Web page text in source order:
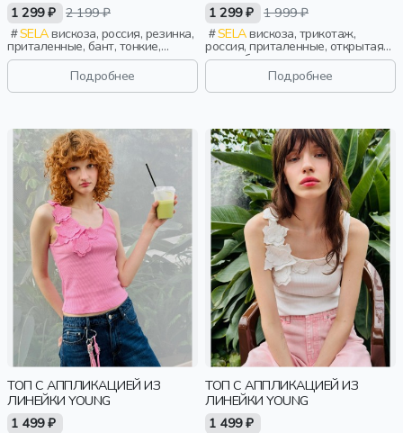
1 299 ₽ 2 199 ₽
SELAвискоза, россия, резинка,
приталенные, бант, тонкие,
эластичные, девочки,
старшеклассники, дети
Подробнее
1 299 ₽ 1 999 ₽
SELAвискоза, трикотаж,
россия, приталенные, открытая
спина, бант, вырез, девочки,
старшеклассники, дети
Подробнее
ТОП С АППЛИКАЦИЕЙ ИЗ
ЛИНЕЙКИ YOUNG
1 499 ₽
ТОП С АППЛИКАЦИЕЙ ИЗ
ЛИНЕЙКИ YOUNG
1 499 ₽